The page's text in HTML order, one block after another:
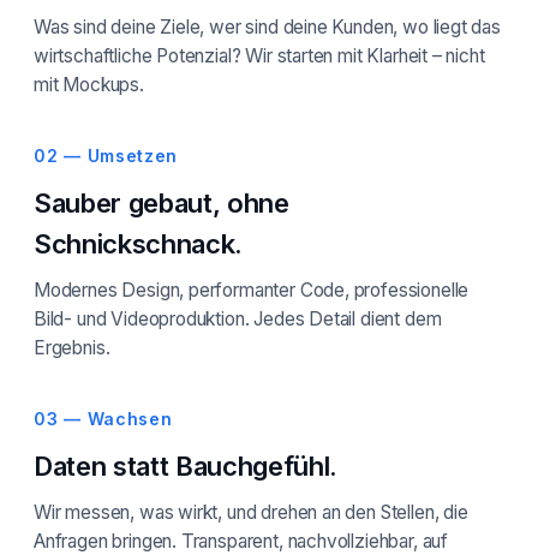
Was sind deine Ziele, wer sind deine Kunden, wo liegt das
wirtschaftliche Potenzial? Wir starten mit Klarheit – nicht
mit Mockups.
02 — Umsetzen
Sauber gebaut, ohne
Schnickschnack.
Modernes Design, performanter Code, professionelle
Bild- und Videoproduktion. Jedes Detail dient dem
Ergebnis.
03 — Wachsen
Daten statt Bauchgefühl.
Wir messen, was wirkt, und drehen an den Stellen, die
Anfragen bringen. Transparent, nachvollziehbar, auf